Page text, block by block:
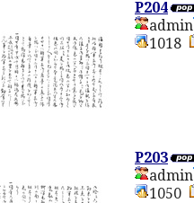
P204
admin
1018
P203
admin
1050